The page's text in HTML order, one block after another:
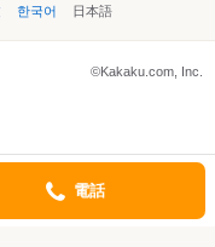
한국어 日本語
©Kakaku.com, Inc.
電話